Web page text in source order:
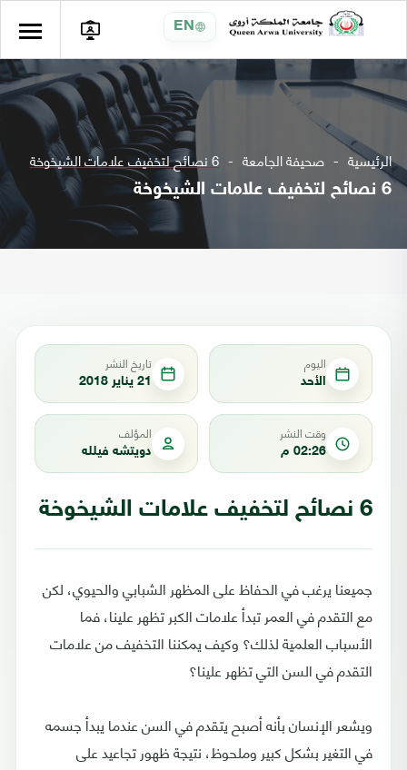
EN
الرئيسية صحيفة الجامعة 6 نصائح لتخفيف علامات الشيخوخة
6 نصائح لتخفيف علامات الشيخوخة
اليوم
الأحد
تاريخ النشر
21 يناير 2018
وقت النشر
02:26 م
المؤلف
دويتشه فيلله
6 نصائح لتخفيف علامات الشيخوخة
جميعنا يرغب في الحفاظ على المظهر الشبابي والحيوي، لكن
مع التقدم في العمر تبدأ علامات الكبر تظهر علينا، فما
الأسباب العلمية لذلك؟ وكيف يمكننا التخفيف من علامات
التقدم في السن التي تظهر علينا؟
ويشعر الإنسان بأنه أصبح يتقدم في السن عندما يبدأ جسمه
في التغير بشكل كبير وملحوظ، نتيجة ظهور تجاعيد على